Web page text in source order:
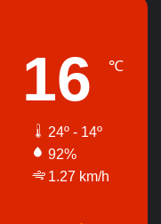
16 ℃
24º - 14º
92%
1.27 km/h